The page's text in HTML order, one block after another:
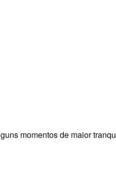
momentos de maior